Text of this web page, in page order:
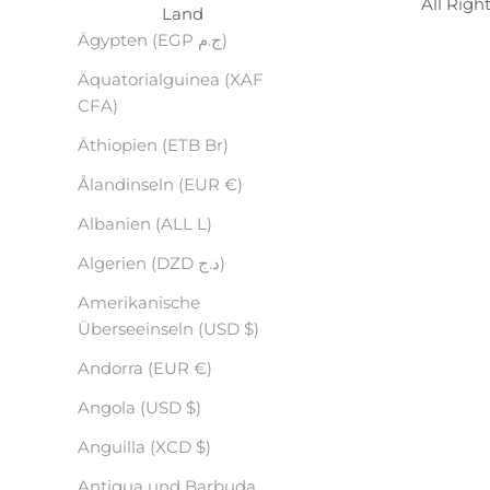
Land
Ägypten (EGP ج.م)
Äquatorialguinea (XAF
CFA)
Äthiopien (ETB Br)
Ålandinseln (EUR €)
Albanien (ALL L)
Algerien (DZD د.ج)
Amerikanische
Überseeinseln (USD $)
Andorra (EUR €)
Angola (USD $)
Anguilla (XCD $)